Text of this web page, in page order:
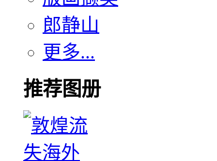
郎静山
更多...
推荐图册